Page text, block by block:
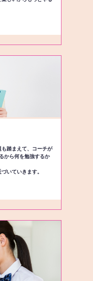
踏まえて、コーチが
から何を勉強するか
いていきます。